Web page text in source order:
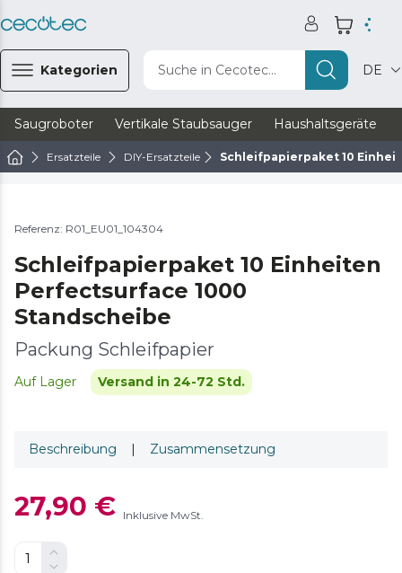
Kategorien Suche in Cecotec... DE
Saugroboter Vertikale Staubsauger Haushaltsgeräte
Ersatzteile DIY-Ersatzteile Schleifpapierpaket 10
Referenz: R01_EU01_104304
Schleifpapierpaket 10 Einheiten
Perfectsurface 1000
Standscheibe
Packung Schleifpapier
Auf Lager Versand in 24-72 Std.
Beschreibung | Zusammensetzung
27,90 € Inklusive MwSt.